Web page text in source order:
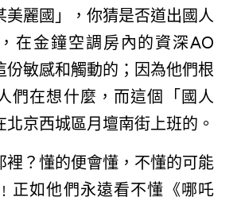
美麗國」，你猜是否道出國人
在金鐘空調房內的資深AO
份敏感和觸動的；因為他們根
們在想什麼，而這個「國人
京西城區月壇南街上班的。
裡？懂的便會懂，不懂的可能
正如他們永遠看不懂《哪吒